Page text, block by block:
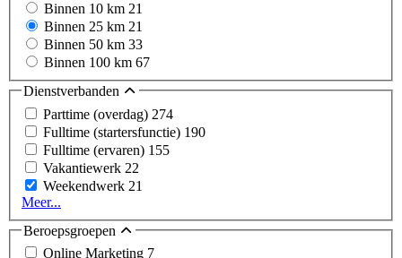
Binnen 10 km 21
Binnen 25 km 21
Binnen 50 km 33
Binnen 100 km 67
Dienstverbanden
Parttime (overdag) 274
Fulltime (startersfunctie) 190
Fulltime (ervaren) 155
Vakantiewerk 22
Weekendwerk 21
Meer...
Beroepsgroepen
Online Marketing 7